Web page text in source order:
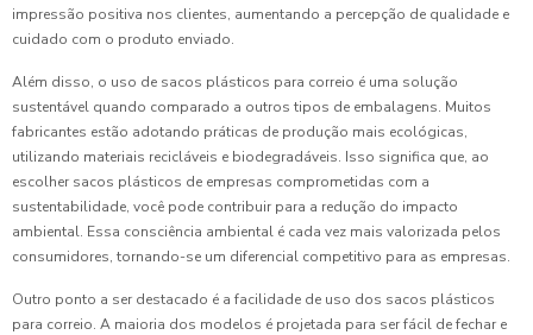
impressão positiva nos clientes, aumentando a percepção de qualidade e
cuidado com o produto enviado.
Além disso, o uso de sacos plásticos para correio é uma solução
sustentável quando comparado a outros tipos de embalagens. Muitos
fabricantes estão adotando práticas de produção mais ecológicas,
utilizando materiais recicláveis e biodegradáveis. Isso significa que, ao
escolher sacos plásticos de empresas comprometidas com a
sustentabilidade, você pode contribuir para a redução do impacto
ambiental. Essa consciência ambiental é cada vez mais valorizada pelos
consumidores, tornando-se um diferencial competitivo para as empresas.
Outro ponto a ser destacado é a facilidade de uso dos sacos plásticos
para correio. A maioria dos modelos é projetada para ser fácil de fechar e